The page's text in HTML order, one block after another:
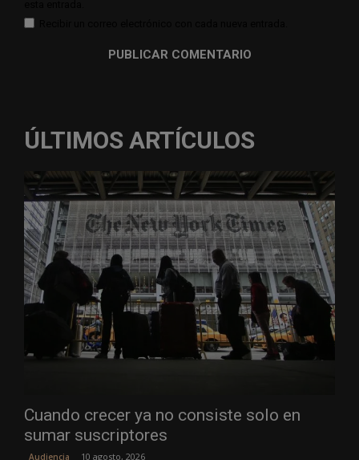
ÚLTIMOS ARTÍCULOS
Cuando crecer ya no consiste solo en
sumar suscriptores
Audiencia 10 agosto, 2026